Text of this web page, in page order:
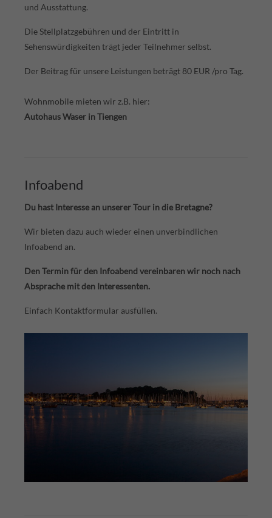
und Ausstattung.
Die Stellplatzgebühren und der Eintritt in
Sehenswürdigkeiten trägt jeder Teilnehmer selbst.
Der Beitrag für unsere Leistungen beträgt 80 EUR /pro Tag.
Wohnmobile mieten wir z.B. hier:
Autohaus Waser in Tiengen
Infoabend
Du hast Interesse an unserer Tour in die Bretagne?
Wir bieten dazu auch wieder einen unverbindlichen
Infoabend an.
Den Termin für den Infoabend vereinbaren wir noch nach
Absprache mit den Interessenten.
Einfach Kontaktformular ausfüllen.